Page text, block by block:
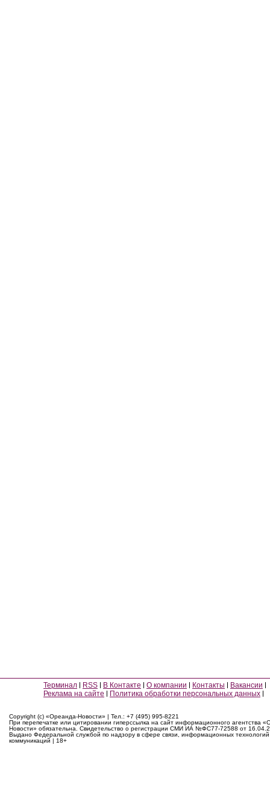
Терминал RSS В Контакте О компании Контакты
Вакансии
Реклама на сайте
Политика обработки персональных данных
Copyright (c) «Ореанда-Новости» | Тел.: +7 (495) 995-8221
При перепечатке или цитировании гиперссылка на сайт информационного агентства
Новости» обязательна. Свидетельство о регистрации СМИ ИА №ФС77-72588 от
Выдано Федеральной службой по надзору в сфере связи, информационных
коммуникаций | 18+